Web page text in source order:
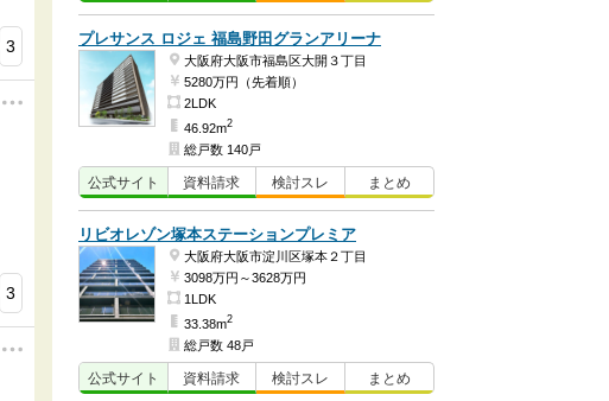
3
3
プレサンス ロジェ 福島野田グランアリーナ
大阪府大阪市福島区大開３丁目
5280万円（先着順）
2LDK
46.92m2
総戸数 140戸
公式サイト 資料請求 検討スレ まとめ
リビオレゾン塚本ステーションプレミア
大阪府大阪市淀川区塚本２丁目
3098万円～3628万円
1LDK
33.38m2
総戸数 48戸
公式サイト 資料請求 検討スレ まとめ